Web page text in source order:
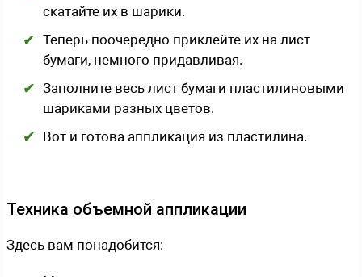
скатайте их в шарики.
Теперь поочередно приклейте их на лист
бумаги, немного придавливая.
Заполните весь лист бумаги пластилиновыми
шариками разных цветов.
Вот и готова аппликация из пластилина.
Техника объемной аппликации
Здесь вам понадобится: